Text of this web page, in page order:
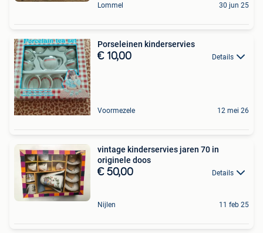
Lommel 30 jun 25
Porseleinen kinderservies
€ 10,00 Details
Voormezele 12 mei 26
vintage kinderservies jaren 70 in
originele doos
€ 50,00 Details
Nijlen 11 feb 25